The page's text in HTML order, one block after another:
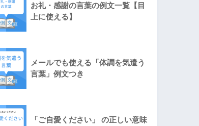
お礼・感謝の言葉の例文一覧【目
上に使える】
メールでも使える「体調を気遣う
言葉」例文つき
「ご自愛ください」 の正しい意味